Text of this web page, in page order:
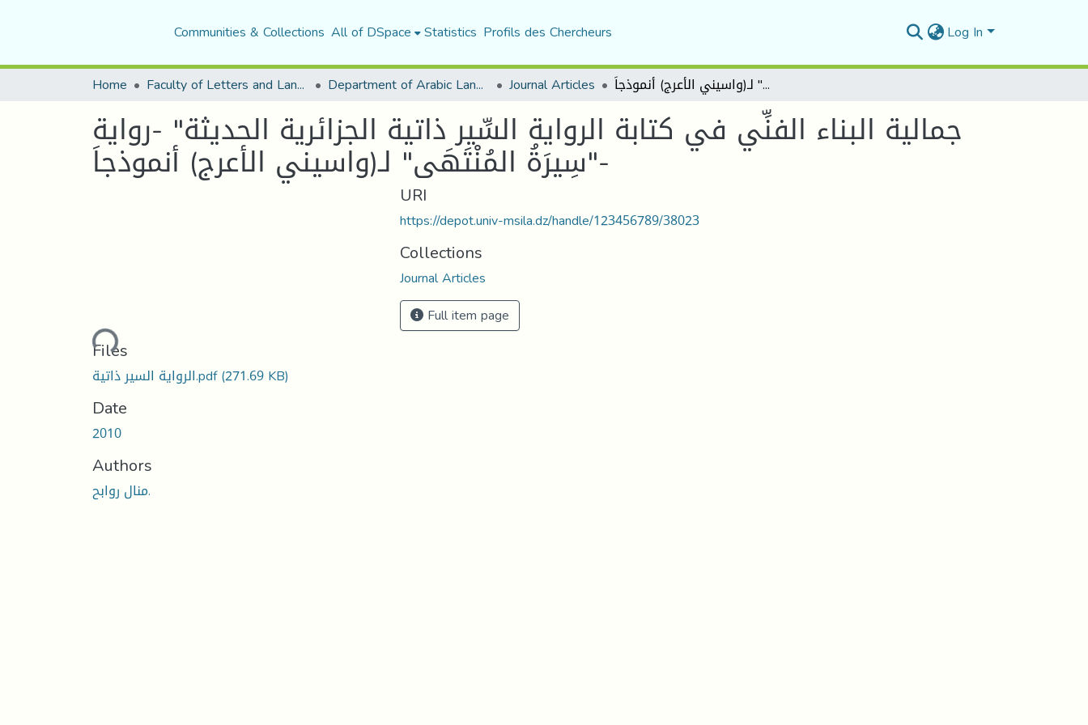
Communities & Collections All of DSpace Statistics Profils des Chercheurs Log In
Home Faculty of Letters and Languages Department of Arabic Language and Literature Journal Articles جمالية البناء الفنِّي في كتابة الرواية السِّير ذاتية الجزائرية الحديثة" -رواية "سِيرَةُ المُنْتَهَى" لـ(واسيني الأعرج) أنموذجاَ-
جمالية البناء الفنِّي في كتابة الرواية السِّير ذاتية الجزائرية الحديثة" -رواية
"سِيرَةُ المُنْتَهَى" لـ(واسيني الأعرج) أنموذجاَ-
Loading...
Files
الرواية السير ذاتية.pdf(271.69 KB)
Date
2010
Authors
منال روابح.
URI
https://depot.univ-msila.dz/handle/123456789/38023
Collections
Journal Articles
Full item page